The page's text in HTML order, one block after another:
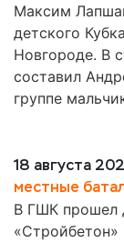
Максим
детского
Новгороде. В
составил
группе
18 августа
местные
В ГШК прошел